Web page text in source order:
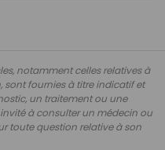
notamment celles relatives à
fournies à titre indicatif et
un traitement ou une
à consulter un médecin ou
toute question relative à son